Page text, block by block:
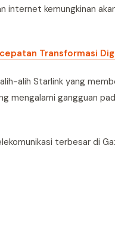
internet kemungkinan
Transformasi
alih Starlink yang
mengalami gangguan
terbesar di